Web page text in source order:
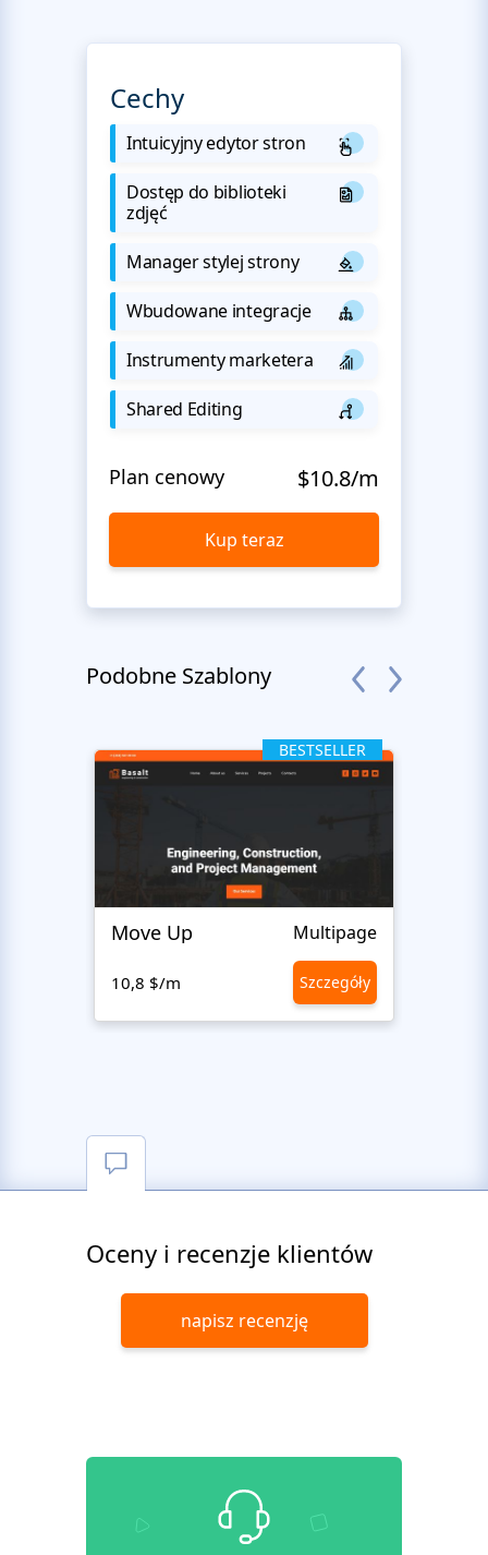
Cechy
Intuicyjny edytor stron
Dostęp do biblioteki
zdjęć
Manager stylej strony
Wbudowane integracje
Instrumenty marketera
Shared Editing
Plan cenowy $10.8/m
Kup teraz
Podobne Szablony
BESTSELLER
Move Up Multipage
10,8 $/m Szczegóły
Oceny i recenzje klientów
napisz recenzję